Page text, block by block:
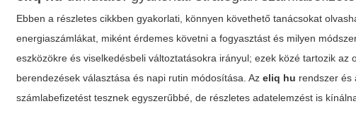
Ebben a részletes cikkben gyakorlati, könnyen követhető tanácsokat
energiaszámlákat, miként érdemes követni a fogyasztást és milyen
eszközökre és viselkedésbeli változtatásokra irányul; ezek közé tartozik
berendezések választása és napi rutin módosítása. Azeliq hu rendszer és
számlabefizetést tesznek egyszerűbbé, de részletes adatelemzést is